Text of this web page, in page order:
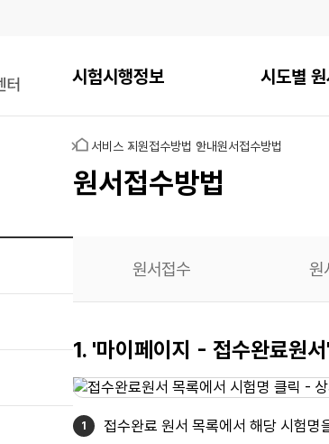
시험시행정보 시도별
홈 서비스 지원접수방법 안내원서접수방법
원서접수방법
원서접수 원
원서작성
재확인
1. '마이페이지 - 접수완료원
접수완료 원서 목록에서 해당 시험명